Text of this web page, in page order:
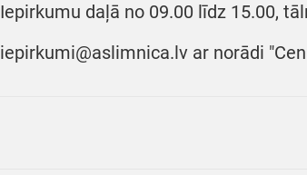
Iepirkumu daļā no 09.00 līdz 15.00,
iepirkumi@aslimnica.lv ar norādi